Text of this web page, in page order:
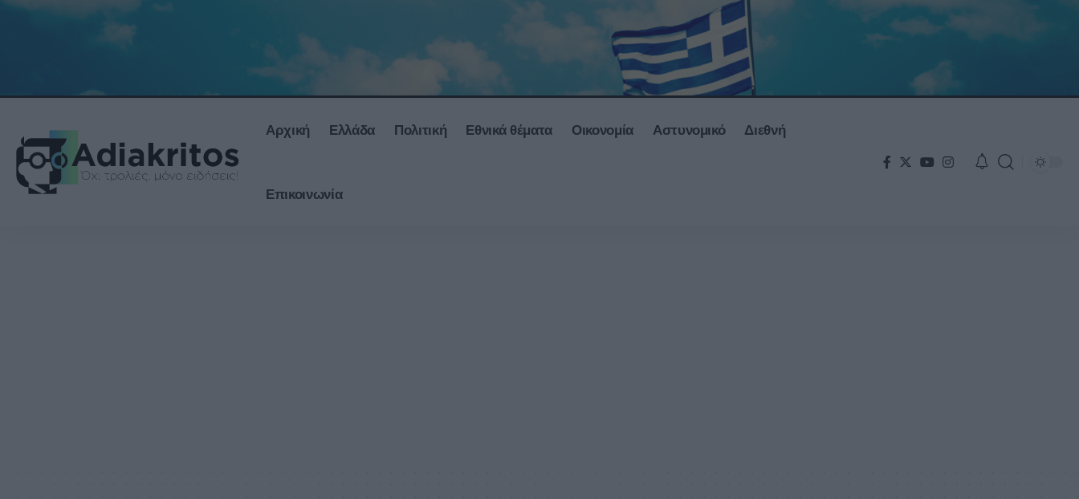
Αρχική Ελλάδα Πολιτική Εθνικά θέματα Οικονομία Αστυνομικό Διεθνή
Επικοινωνία